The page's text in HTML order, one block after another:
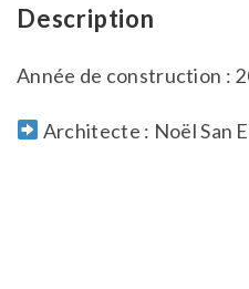
Description
Année de construction :
Architecte : Noël San